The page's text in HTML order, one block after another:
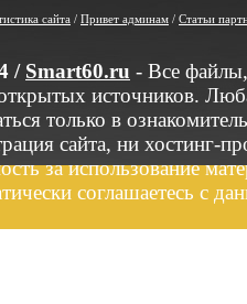
сайта / Привет админам / Статьи
/ Smart60.ru - Все
источников.
только в
сайта, ни хостинг-
за использование
соглашаетесь с